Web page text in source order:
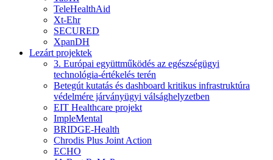
TeleHealthAid
Xt-Ehr
SECURED
XpanDH
Lezárt projektek
3. Európai együttműködés az egészségügyi
technológia-értékelés terén
Betegút kutatás és dashboard kritikus infrastruktúra
védelmére járványügyi válsághelyzetben
EIT Healthcare projekt
ImpleMental
BRIDGE-Health
Chrodis Plus Joint Action
ECHO